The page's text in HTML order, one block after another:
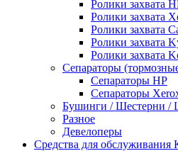
Ролики захвата
Ролики захвата
Ролики захвата
Ролики захвата
Ролики захвата
Сепараторы
Сепараторы HP
Сепараторы
Бушинги / Шестерни /
Разное
Девелоперы
Средства для